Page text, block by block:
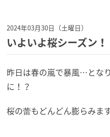
2024年03月30日（土曜日）
いよいよ桜シーズ
昨日は春の嵐で暴風…とな
に！？
桜の蕾もどんどん膨らみま